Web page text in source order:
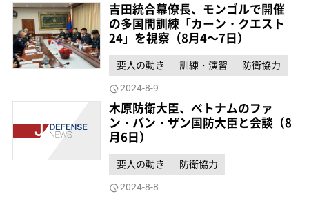
吉田統合幕僚長、モンゴルで開催
の多国間訓練「カーン・クエスト
24」を視察（8月4～7日）
要人の動き 訓練・演習 防衛協力
2024-8-9
木原防衛大臣、ベトナムのファ
ン・バン・ザン国防大臣と会談（8
月6日）
要人の動き 防衛協力
2024-8-8